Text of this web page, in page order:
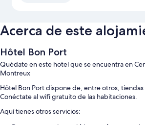
Acerca de este
Hôtel Bon Port
Quédate en este hotel que se encuentra en
Montreux
Hôtel Bon Port dispone de, entre otros, tiendas
Conéctate al wifi gratuito de las habitaciones.
Aquí tienes otros servicios: